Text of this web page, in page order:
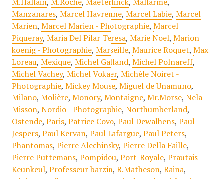
Manzanares, Marcel Havrenne, Marcel Labie, Marcel
Marien, Marcel Marien - Photographie, Marcel
Piqueray, Maria Del Pilar Teresa, Marie Noel, Marion
koenig - Photographie, Marseille, Maurice Roquet, Max
Loreau, Mexique, Michel Galland, Michel Polnareff,
Michel Vachey, Michel Vokaer, Michèle Noiret -
Photographie, Mickey Mouse, Miguel de Unamuno,
Milano, Molière, Monory, Montaigne, Mr.Morse, Nela
Misson, Nordio - Photographie, Northumberland,
Ostende, Paris, Patrice Covo, Paul Dewalhens, Paul
Jespers, Paul Kervan, Paul Lafargue, Paul Peters,
Phantomas, Pierre Alechinsky, Pierre Della Faille,
Pierre Puttemans, Pompidou, Port-Royale, Prautais
Keunkeul, Professeur barzin, R.Matheson, Raina,